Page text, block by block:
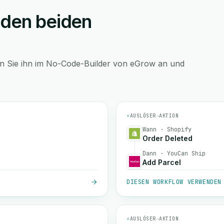
beiden
Sie ihn im No-Code-Builder von eGrow an und
⚡AUSLÖSER→AKTION
Wann · Shopify
Order Deleted
Dann · YouCan Ship
Add Parcel
DIESEN WORKFLOW VERWENDEN
⚡AUSLÖSER→AKTION